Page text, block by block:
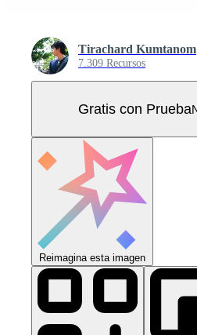
Tirachard Kumtanom
7.309 Recursos
Gratis con Prueba
Reimagina esta imagen